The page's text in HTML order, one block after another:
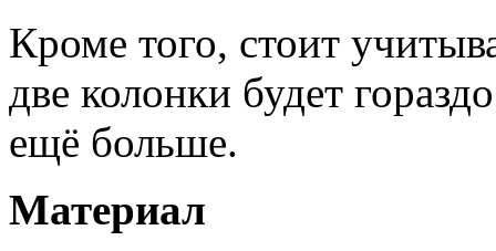
Кроме того, стоит
две колонки будет
ещё больше.
Материал